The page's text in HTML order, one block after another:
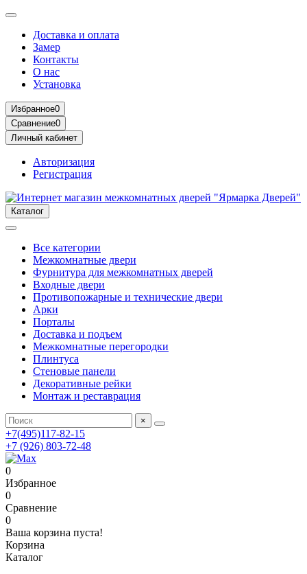
Доставка и оплата
Замер
Контакты
О нас
Установка
Избранное0
Сравнение0
Личный кабинет
Авторизация
Регистрация
Каталог
Все категории
Межкомнатные двери
Фурнитура для межкомнатных дверей
Входные двери
Противопожарные и технические двери
Арки
Порталы
Доставка и подъем
Межкомнатные перегородки
Плинтуса
Стеновые панели
Декоративные рейки
Монтаж и реставрация
×
+7(495)117-82-15
+7 (926) 803-72-48
0
Избранное
0
Сравнение
0
Ваша корзина пуста!
Корзина
Каталог